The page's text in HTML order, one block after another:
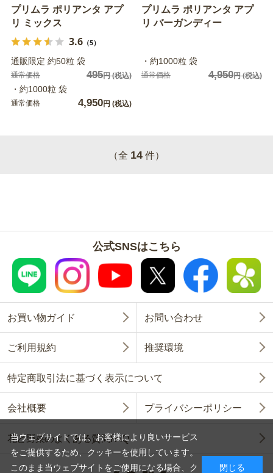
プリムラ ポリアンタ アプ
リ ミックス
3.6（5）
通販限定 約50粒 袋
通常価格 495円(税込)
・約1000粒 袋
通常価格 4,950円 (税込)
プリムラ ポリアンタ アプ
リ バーガンディー
・約1000粒 袋
通常価格 4,950円(税込)
（全 14 件）
公式SNSはこちら
お買い物ガイド お問い合わせ
ご利用規約 推奨環境
特定商取引法に基づく表示について
会社概要 プライバシーポリシー
花と野菜のよくある質問FAQ
当ウェブサイトでは、お客様により良いサービス
をご提供するため、クッキーを使用しています。
このまま当ウェブサイトをご使用になる場合、ク
閉じる